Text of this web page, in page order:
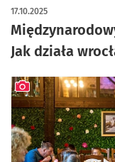
Jak działa
17.10.2025